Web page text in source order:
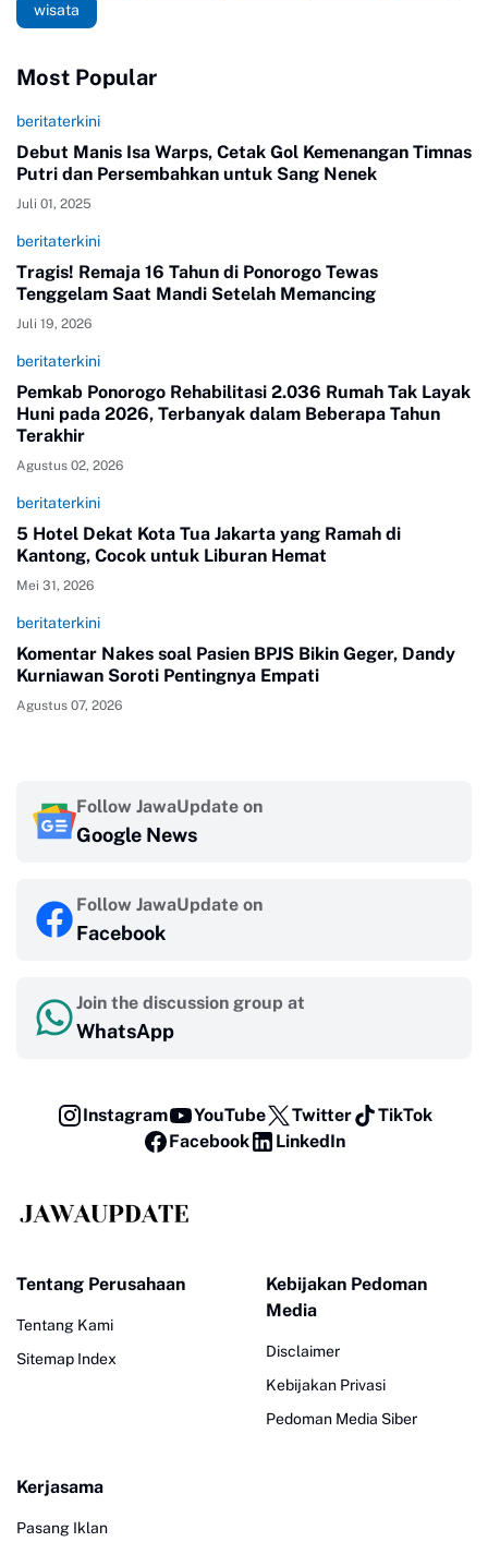
wisata
Most Popular
beritaterkini
Debut Manis Isa Warps, Cetak Gol Kemenangan Timnas
Putri dan Persembahkan untuk Sang Nenek
Juli 01, 2025
beritaterkini
Tragis! Remaja 16 Tahun di Ponorogo Tewas
Tenggelam Saat Mandi Setelah Memancing
Juli 19, 2026
beritaterkini
Pemkab Ponorogo Rehabilitasi 2.036 Rumah Tak Layak
Huni pada 2026, Terbanyak dalam Beberapa Tahun
Terakhir
Agustus 02, 2026
beritaterkini
5 Hotel Dekat Kota Tua Jakarta yang Ramah di
Kantong, Cocok untuk Liburan Hemat
Mei 31, 2026
beritaterkini
Komentar Nakes soal Pasien BPJS Bikin Geger, Dandy
Kurniawan Soroti Pentingnya Empati
Agustus 07, 2026
Follow JawaUpdate on
Google News
Follow JawaUpdate on
Facebook
Join the discussion group at
WhatsApp
Instagram YouTube Twitter
TikTok
Facebook
LinkedIn
Tentang Perusahaan
Tentang Kami
Sitemap Index
Kebijakan Pedoman
Media
Disclaimer
Kebijakan Privasi
Pedoman Media Siber
Kerjasama
Pasang Iklan